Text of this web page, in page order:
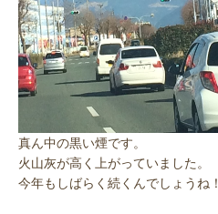
真ん中の黒い煙です。
火山灰が高く上がっていました。
今年もしばらく続くんでしょうね！